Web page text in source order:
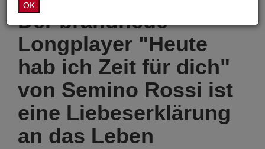
Der brandneue
Longplayer "Heute
hab ich Zeit für dich"
von Semino Rossi ist
eine Liebeserklärung
an das Leben
OK